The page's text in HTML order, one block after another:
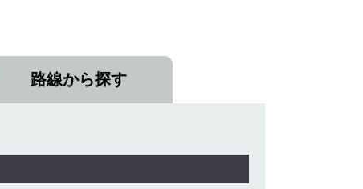
路線から探す